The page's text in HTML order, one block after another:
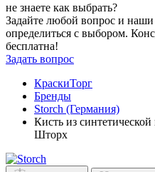
не знаете как выбрать?
Задайте любой вопрос и
определиться с выбором.
бесплатна!
Задать вопрос
КраскиТорг
Бренды
Storch (Германия)
Кисть из
Шторх